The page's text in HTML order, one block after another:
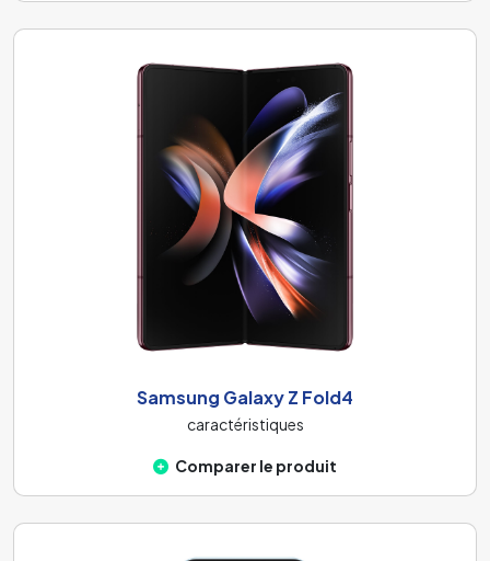
Samsung Galaxy Z Fold4
caractéristiques
Comparer le produit